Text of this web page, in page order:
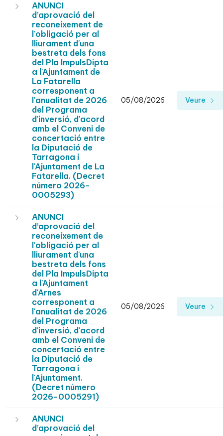
ANUNCI
d’aprovació del
reconeixement de
l'obligació per al
lliurament d'una
bestreta dels fons
del Pla ImpulsDipta
a l'Ajuntament de
La Fatarella
corresponent a
l'anualitat de 2026
del Programa
d'inversió, d'acord
amb el Conveni de
concertació entre
la Diputació de
Tarragona i
l'Ajuntament de La
Fatarella. (Decret
número 2026-
0005293)
05/08/2026 Veure
ANUNCI
d’aprovació del
reconeixement de
l'obligació per al
lliurament d'una
bestreta dels fons
del Pla ImpulsDipta
a l'Ajuntament
d'Arnes
corresponent a
l'anualitat de 2026
del Programa
d'inversió, d'acord
amb el Conveni de
concertació entre
la Diputació de
Tarragona i
l'Ajuntament.
(Decret número
2026-0005291)
05/08/2026 Veure
ANUNCI
d’aprovació del